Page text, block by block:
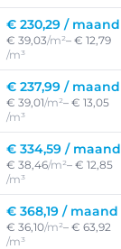
€ 230,29 / maand
€ 39,03/m²– € 12,79
/m³
€ 237,99 / maand
€ 39,01/m²– € 13,05
/m³
€ 334,59 / maand
€ 38,46/m²– € 12,85
/m³
€ 368,19 / maand
€ 36,10/m²– € 63,92
/m³